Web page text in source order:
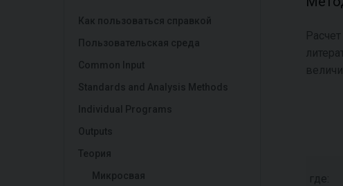
Как пользоваться справкой
Пользовательская среда
Common Input
Standards and Analysis Methods
Individual Programs
Outputs
Теория
Микросвая
где: